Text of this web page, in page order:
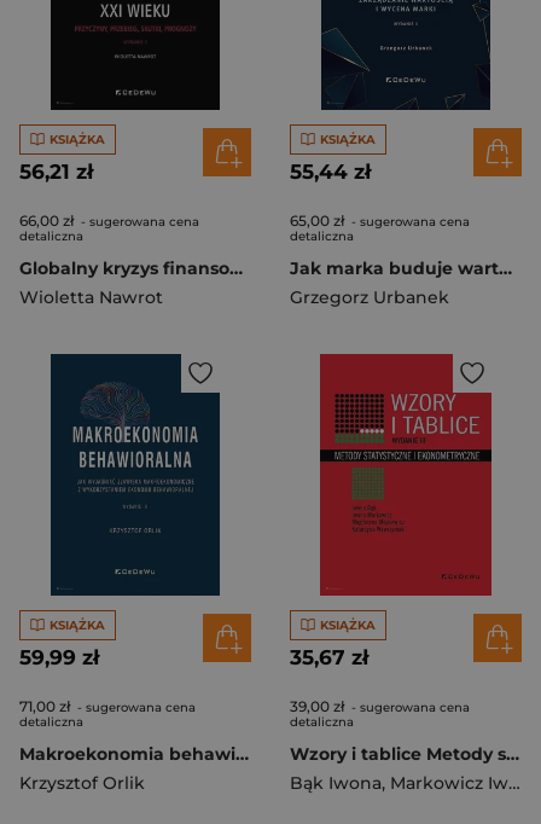
KSIĄŻKA
56,21 zł
66,00 zł - sugerowana cena
detaliczna
Globalny kryzys finansowy XXI wieku Przyczyny, przebieg, skutki, prognozy
Wioletta Nawrot
KSIĄŻKA
55,44 zł
65,00 zł - sugerowana cena
detaliczna
Jak marka buduje wartość przedsiębiorstwa Zarządzanie wartością i wycena marki
Grzegorz Urbanek
KSIĄŻKA
59,99 zł
71,00 zł - sugerowana cena
detaliczna
Makroekonomia behawioralna Jak wyjaśniać zjawiska makroekonomiczne z wykorzystaniem ekonomii behawioralnej
Krzysztof Orlik
KSIĄŻKA
35,67 zł
39,00 zł - sugerowana cena
detaliczna
Wzory i tablice Metody statystyczne i ekonometryczne
Bąk Iwona, Markowicz Iwona